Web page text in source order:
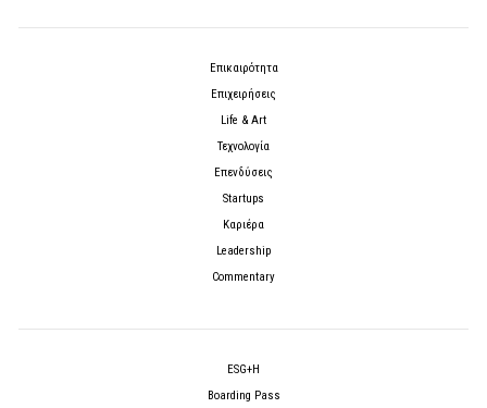
Επικαιρότητα
Επιχειρήσεις
Life & Art
Τεχνολογία
Επενδύσεις
Startups
Καριέρα
Leadership
Commentary
ESG+H
Boarding Pass